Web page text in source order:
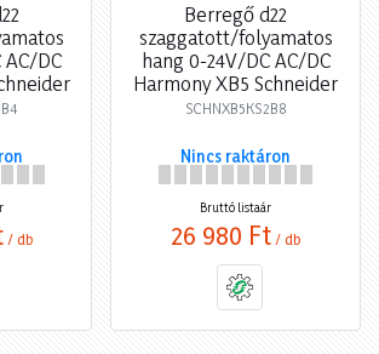
DC
/ db
Berregő d22
szaggatott/folyamatos
hang 0-24V/DC AC/DC
Harmony XB5 Schneider
SCHNXB5KS2B8
Nincs raktáron
Bruttó listaár
26 980 Ft / db